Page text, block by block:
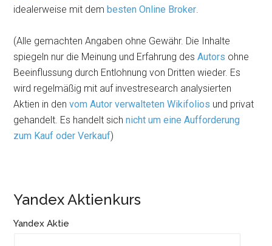
idealerweise mit dembesten Online Broker
(Alle gemachten Angaben ohne Gewähr. Die Inhalte
spiegeln nur die Meinung und Erfahrung desAutors ohne
Beeinflussung durch Entlohnung von Dritten wieder. Es
wird regelmäßig mit auf investresearch analysierten
Aktien in denvom Autor verwalteten Wikifolios und privat
gehandelt. Es handelt sichnicht um eine Aufforderung
zum Kauf oder Verkauf)
Yandex Aktienkurs
Yandex Aktie